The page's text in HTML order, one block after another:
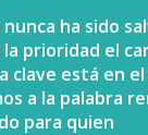
ha sido
prioridad el
clave está en
a la palabra
para quien